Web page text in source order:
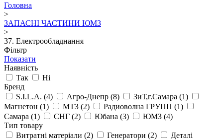
Головна
>
ЗАПАСНІ ЧАСТИНИ ЮМЗ
>
37. Електрообладнання
Фільтр
Показати
Наявність
Так
Ні
Бренд
S.I.L.A. (4) Агро-Днепр (8) ЗиТ,г.Самара (1)
Магнетон (1) МТЗ (2) Радиоволна ГРУПП (1)
Самара (1) СНГ (2) Юбана (3) ЮМЗ (4)
Тип товару
Витратні матеріали (2) Генератори (2)
Деталі